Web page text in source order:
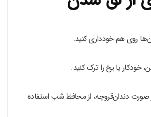
روی هم خودداری کنید.
خودکار یا یخ را ترک کنید.
صورت دندان‌قروچه، از محافظ شب استفاده